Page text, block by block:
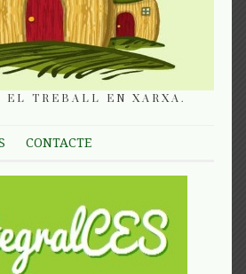
TREBALL EN XARXA.
CONTACTE